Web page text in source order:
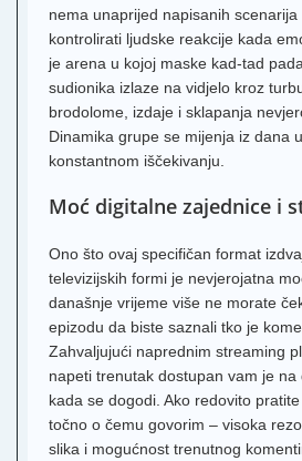
nema unaprijed napisanih scenarija
kontrolirati ljudske reakcije kada
je arena u kojoj maske kad-tad
sudionika izlaze na vidjelo kroz
brodolome, izdaje i sklapanja
Dinamika grupe se mijenja iz dana
konstantnom iščekivanju.
Moć digitalne zajednice i
Ono što ovaj specifičan format
televizijskih formi je nevjerojatna
današnje vrijeme više ne morate
epizodu da biste saznali tko je
Zahvaljujući naprednim streaming
napeti trenutak dostupan vam je na
kada se dogodi. Ako redovito pratite
točno o čemu govorim – visoka
slika i mogućnost trenutnog